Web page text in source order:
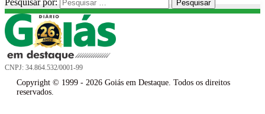
Pesquisar por:
CNPJ: 34.864.532/0001-99
Copyright © 1999 - 2026 Goiás em Destaque. Todos os direitos
reservados.